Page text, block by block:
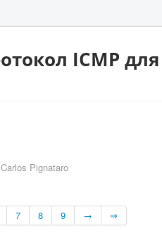
ICMP
Carlos Pignataro
7 8 9 → ⇒